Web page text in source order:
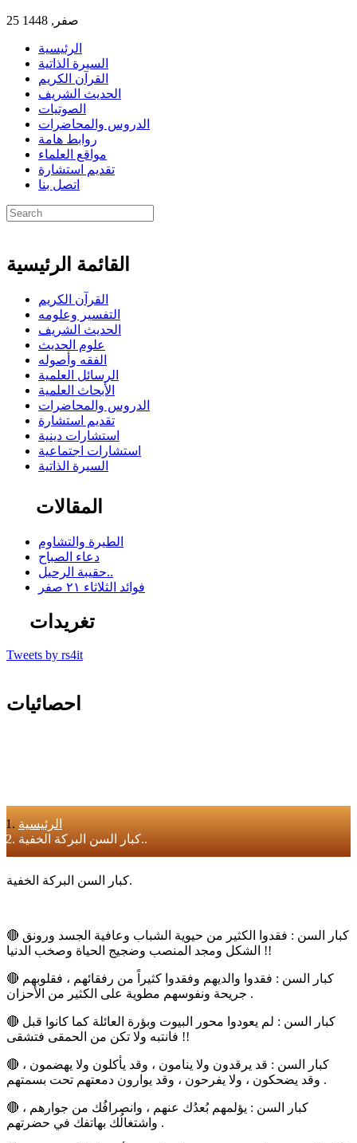
25 صفر, 1448
الرئيسية
السيرة الذاتية
القرآن الكريم
الحديث الشريف
الصوتيات
الدروس والمحاضرات
روابط هامة
مواقع العلماء
تقديم استشارة
اتصل بنا
القائمة الرئيسية
القرآن الكريم
التفسير وعلومه
الحديث الشريف
علوم الحديث
الفقه وأصوله
الرسائل العلمية
الأبحاث العلمية
الدروس والمحاضرات
تقديم استشارة
استشارات دينية
استشارات اجتماعية
السيرة الذاتية
المقالات
الطيرة والتشاوم
دعاء الصباح
حقيبة الرحيل..
فوائد الثلاثاء ٢١ صفر
تغريدات
Tweets by rs4it
احصائيات
الرئيسية
كبار السن البركة الخفية..
كبار السن البركة الخفية.
🔴 كبار السن : فقدوا الكثير من حيوية الشباب وعافية الجسد ورونق
الشكل ومجد المنصب وضجيج الحياة وصخب الدنيا !!
🔴 كبار السن : فقدوا والديهم وفقدوا كثيراً من رفقائهم ، فقلوبهم
جريحة ونفوسهم مطوية على الكثير من الأحزان .
🔴 كبار السن : لم يعودوا محور البيوت وبؤرة العائلة كما كانوا قبل
فانتبه ولا تكن من الحمقى فتشقى !!
🔴 كبار السن : قد يرقدون ولا ينامون ، وقد يأكلون ولا يهضمون ،
وقد يضحكون ، ولا يفرحون ، وقد يوارون دمعتهم تحت بسمتهم .
🔴 كبار السن : يؤلمهم بُعدُك عنهم ، وانصرافُك من جوارهم ،
واشتغالُك بهاتفك في حضرتهم .